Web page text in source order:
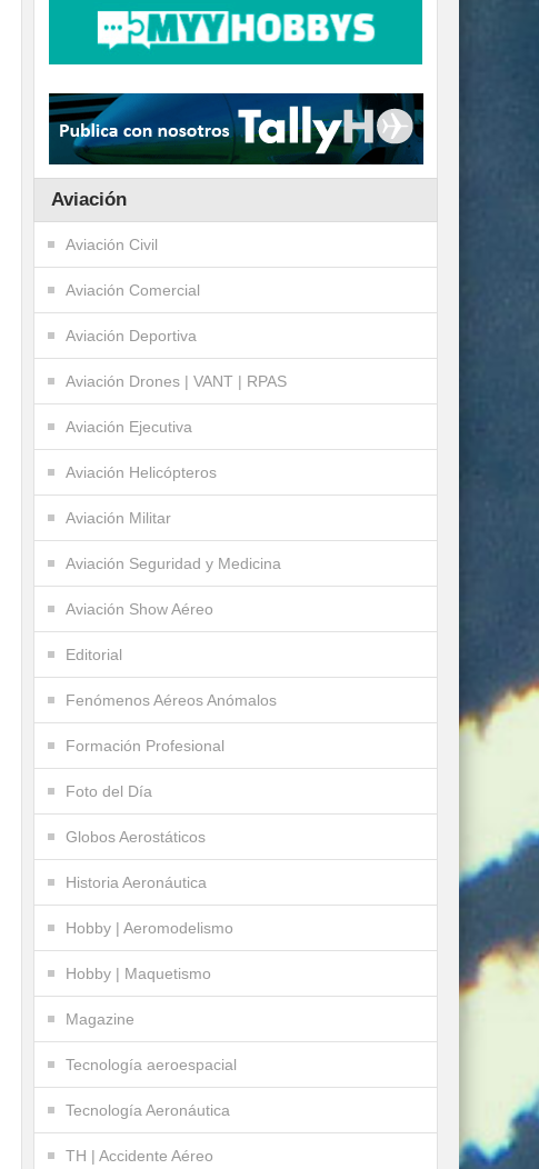
Aviación
Aviación Civil
Aviación Comercial
Aviación Deportiva
Aviación Drones | VANT | RPAS
Aviación Ejecutiva
Aviación Helicópteros
Aviación Militar
Aviación Seguridad y Medicina
Aviación Show Aéreo
Editorial
Fenómenos Aéreos Anómalos
Formación Profesional
Foto del Día
Globos Aerostáticos
Historia Aeronáutica
Hobby | Aeromodelismo
Hobby | Maquetismo
Magazine
Tecnología aeroespacial
Tecnología Aeronáutica
TH | Accidente Aéreo